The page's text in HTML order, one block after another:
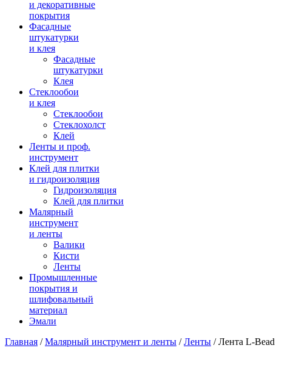
и декоративные
покрытия
Фасадные
штукатурки
и клея
Фасадные
штукатурки
Клея
Стеклообои
и клея
Стеклообои
Стеклохолст
Клей
Ленты и проф.
инструмент
Клей для плитки
и гидроизоляция
Гидроизоляция
Клей для плитки
Малярный
инструмент
и ленты
Валики
Кисти
Ленты
Промышленные
покрытия и
шлифовальный
материал
Эмали
Главная /Малярный инструмент и ленты /Ленты / Лента L-Bead